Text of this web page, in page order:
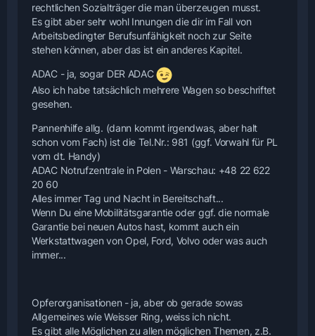
rechtlichen Sozialträger die man überzeugen musst.
Es gibt aber sehr wohl Innungen die dir im Fall von
Arbeitsbedingter Berufsunfähigkeit noch zur Seite
stehen können, aber das ist ein anderes Kapitel.
ADAC - ja, sogar DER ADAC
Also ich habe tatsächlich mehrere Wagen so beschriftet
gesehen.
Pannenhilfe allg. (dann kommt irgendwas, aber halt
schon vom Fach) ist die Tel.Nr.: 981 (ggf. Vorwahl für PL
vom dt. Handy)
ADAC Notrufzentrale in Polen - Warschau: +48 22 622
20 60
Alles immer Tag und Nacht in Bereitschaft...
Wenn Du eine Mobilitätsgarantie oder ggf. die normale
Garantie bei neuen Autos hast, kommt auch ein
Werkstattwagen von Opel, Ford, Volvo oder was auch
immer...
Opferorganisationen - ja, aber ob gerade sowas
Allgemeines wie Weisser Ring, weiss ich nicht.
Es gibt alle Möglichen zu allen möglichen Themen, z.B.